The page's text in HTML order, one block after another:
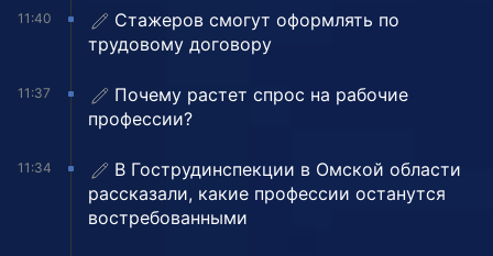
11:40
Стажеров смогут оформлять по
трудовому договору
11:37
Почему растет спрос на рабочие
профессии?
11:34
В Гострудинспекции в Омской области
рассказали, какие профессии останутся
востребованными